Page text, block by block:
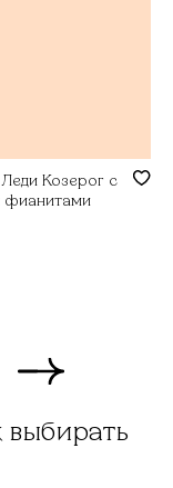
Козерог с
фианитами
выбирать